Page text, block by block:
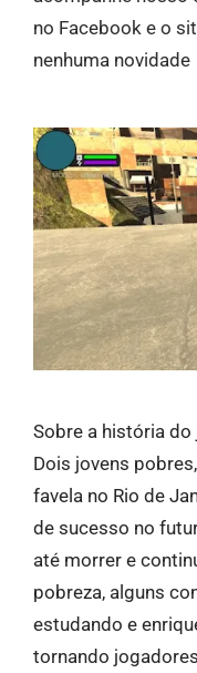
no Facebook e o
nenhuma novidade
Sobre a história do
Dois jovens
favela no Rio de
de sucesso no
até morrer e
pobreza, alguns
estudando e
tornando